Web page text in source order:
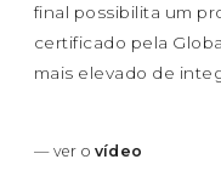
final possibilita um
certificado pela
mais elevado de
— ver o vídeo